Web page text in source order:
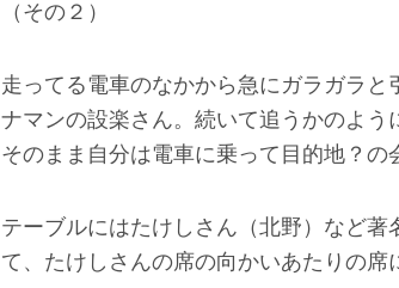
（その２）
走ってる電車のなかから急にガラガラ
ナマンの設楽さん。続いて追うかのよう
そのまま自分は電車に乗って目的地？の
テーブルにはたけしさん（北野）など
て、たけしさんの席の向かいあたりの席